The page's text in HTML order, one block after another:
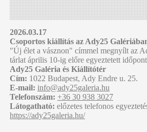
2026.03.17
Csoportos kiállítás az Ady25
"Új élet a vásznon" címmel megnyílt az
tárlat április 10-ig előre egyeztetett
Ady25 Galéria és Kiállítótér
Cím: 1022 Budapest, Ady Endre u. 25.
E-mail: info@ady25galeria.hu
Telefonszám: +36 30 938 3027
Látogatható: előzetes telefonos
https://ady25galeria.hu/